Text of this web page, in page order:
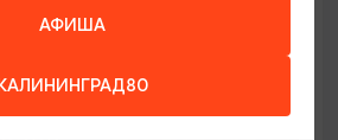
АФИША